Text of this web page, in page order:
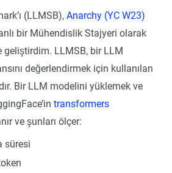
(LLMSB), Anarchy (YC W23)
bir Mühendislik Stajyeri olarak
geliştirdim. LLMSB, bir LLM
değerlendirmek için kullanılan
Bir LLM modelini yüklemek ve
transformers
ve şunları ölçer:
süresi